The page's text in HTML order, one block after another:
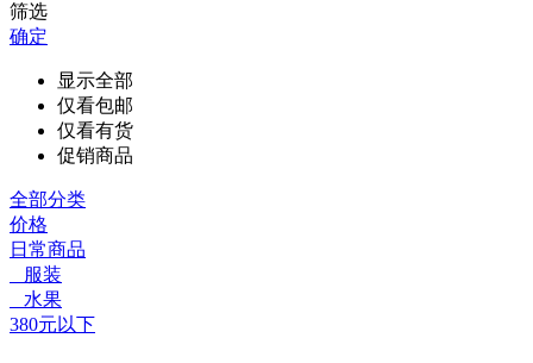
筛选
确定
显示全部
仅看包邮
仅看有货
促销商品
全部分类
价格
日常商品
服装
水果
380元以下